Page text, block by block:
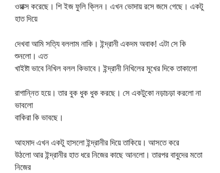
ওয়াক্স করেছে। শি ইজ ফুলি ক্লিন। এখন ভোদায় রসে জমে গেছে। একটু
হাত দিয়ে
দেখবা আমি সত্যি বললাম নাকি। ইন্দ্রানী একদম অবাক! এটা সে কি
শুনলো। এত
খাইষ্টা ভাবে নিখিল বলল কিভাবে। ইন্দ্রানী নিখিলের মুখের দিকে তাকালো
রাগান্নিত হয়ে। তার বুক ধুক ধুক করছে। সে একটুকো নড়াচড়া করলো না
ভাবলো
বাকিরা কি ভাবছে।
আহমাদ এখন একটু হাসলো ইন্দ্রানীর দিয়ে তাকিয়ে। আসতে করে
উঠলো আর ইন্দ্রানীর হাত ধরে নিজের কাছে আনলো। তারপর বাবুদের মতো
নিজের